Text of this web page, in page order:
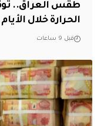
طقس العراق..
الحرارة خلال
قبل 9 ساعات